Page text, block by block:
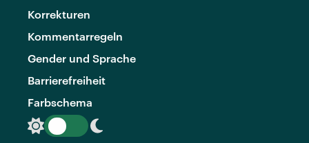
Korrekturen
Kommentarregeln
Gender und Sprache
Barrierefreiheit
Farbschema